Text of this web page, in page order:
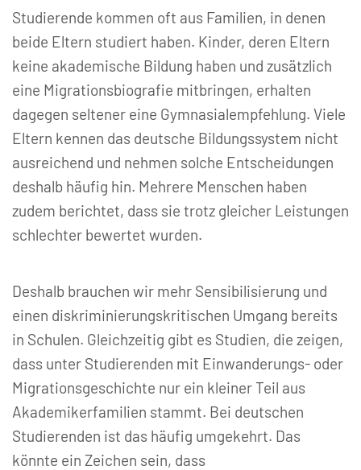
Studierende kommen oft aus Familien, in denen
beide Eltern studiert haben. Kinder, deren Eltern
keine akademische Bildung haben und zusätzlich
eine Migrationsbiografie mitbringen, erhalten
dagegen seltener eine Gymnasialempfehlung. Viele
Eltern kennen das deutsche Bildungssystem nicht
ausreichend und nehmen solche Entscheidungen
deshalb häufig hin. Mehrere Menschen haben
zudem berichtet, dass sie trotz gleicher Leistungen
schlechter bewertet wurden.
Deshalb brauchen wir mehr Sensibilisierung und
einen diskriminierungskritischen Umgang bereits
in Schulen. Gleichzeitig gibt es Studien, die zeigen,
dass unter Studierenden mit Einwanderungs- oder
Migrationsgeschichte nur ein kleiner Teil aus
Akademikerfamilien stammt. Bei deutschen
Studierenden ist das häufig umgekehrt. Das
könnte ein Zeichen sein, dass